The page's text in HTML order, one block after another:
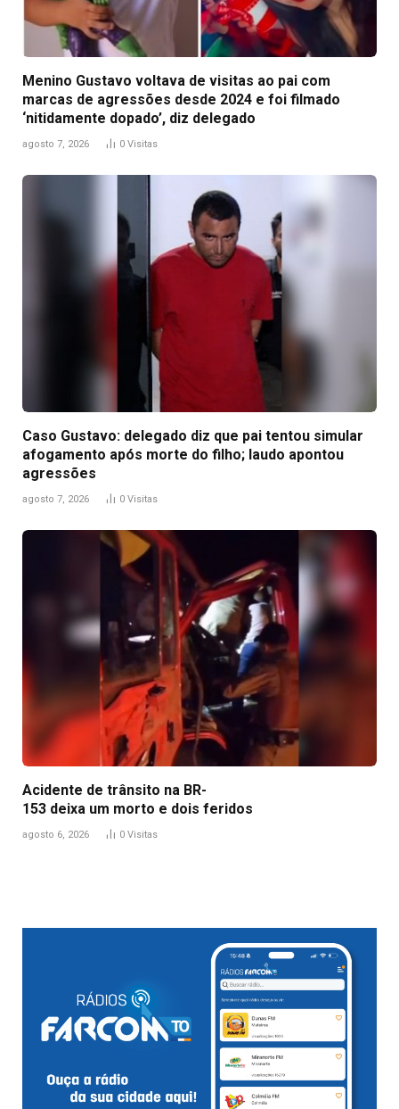
Menino Gustavo voltava de visitas ao pai com
marcas de agressões desde 2024 e foi filmado
‘nitidamente dopado’, diz delegado
agosto 7, 2026 0 Visitas
Caso Gustavo: delegado diz que pai tentou simular
afogamento após morte do filho; laudo apontou
agressões
agosto 7, 2026 0 Visitas
Acidente de trânsito na BR-
153 deixa um morto e dois feridos
agosto 6, 2026 0 Visitas